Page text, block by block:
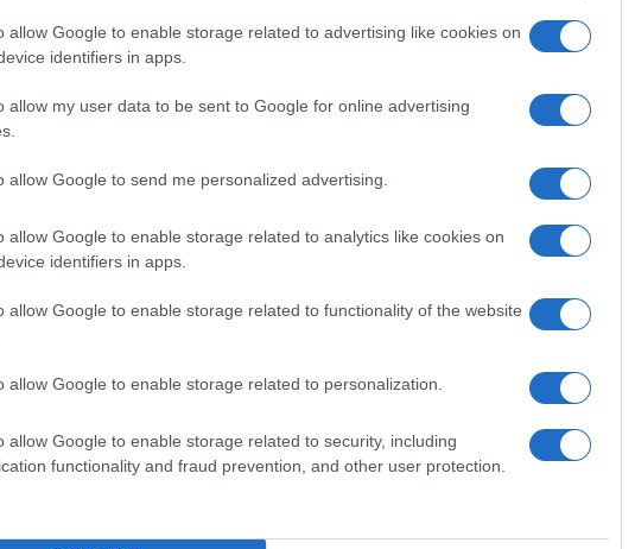
allow Google to enable storage related to advertising like cookies on
identifiers in apps.
allow my user data to be sent to Google for online advertising
allow Google to send me personalized advertising.
allow Google to enable storage related to analytics like cookies on
identifiers in apps.
allow Google to enable storage related to functionality of the website
allow Google to enable storage related to personalization.
allow Google to enable storage related to security, including
functionality and fraud prevention, and other user protection.
è l’ottenimento di certificazioni
attestano non solo il rispetto delle
investimento strategico
per migliorare
più attenti alla sostenibilità.
per le imprese
benefici per le imprese. In primo
i costi operativi. L’efficienza energetica e la
in risparmi significativi. Inoltre, le aziende
afinanziamenti agevolatie incentivi
di tecnologie verdi.